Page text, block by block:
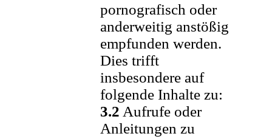
pornografisch oder
anderweitig anstößig
empfunden werden.
Dies trifft
insbesondere auf
folgende Inhalte zu:
3.2 Aufrufe oder
Anleitungen zu